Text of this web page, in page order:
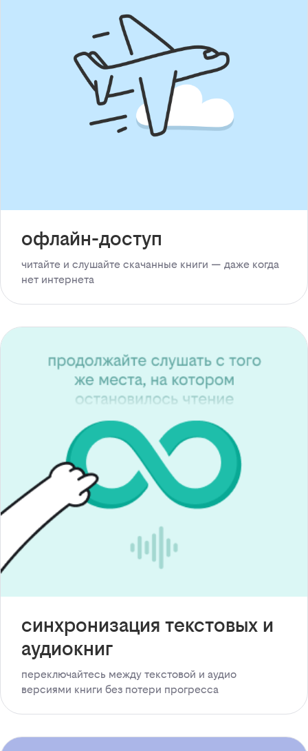
офлайн-доступ
читайте и слушайте скачанные книги — даже когда
нет интернета
синхронизация текстовых и
аудиокниг
переключайтесь между текстовой и аудио
версиями книги без потери прогресса